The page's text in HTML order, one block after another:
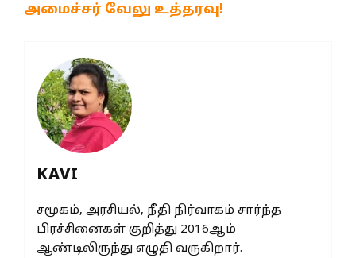
அமைச்சர் வேலு உத்தரவு!
KAVI
சமூகம், அரசியல், நீதி நிர்வாகம் சார்ந்த
பிரச்சினைகள் குறித்து 2016ஆம்
ஆண்டிலிருந்து எழுதி வருகிறார்.